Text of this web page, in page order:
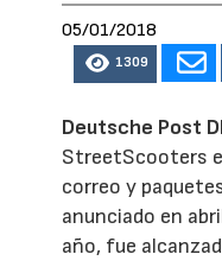
05/01/2018
1309
Deutsche Post
StreetScooters
correo y
anunciado en
año, fue